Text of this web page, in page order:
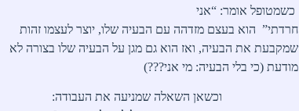
כשמטופל אומר: “אני
חרדתי” הוא בעצם מזדהה עם הבעיה שלו, יוצר לעצמו זהות
שמקבעת את הבעיה, ואז הוא גם מגן על הבעיה שלו בצורה לא
מודעת (כי בלי הבעיה: מי אני???)
וכשאן השאלה שמניעה את העבודה: